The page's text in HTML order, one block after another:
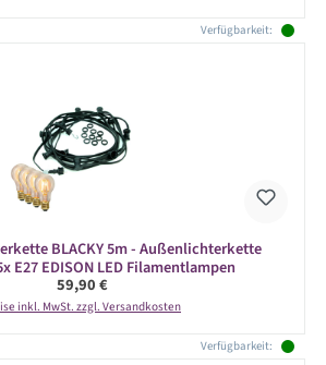
Verfügbarkeit:
BLACKY 5m - Außenlichterkette
E27 EDISON LED Filamentlampen
Regulärer Preis:
59,90 €
inkl. MwSt. zzgl. Versandkosten
Verfügbarkeit: